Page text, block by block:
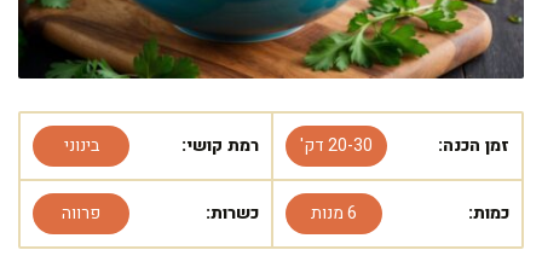
זמן הכנה: 20-30 דק' רמת קושי: בינוני
כמות: 6 מנות כשרות: פרווה